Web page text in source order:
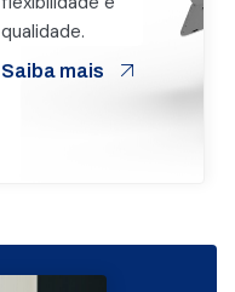
qualidade.
Saiba mais